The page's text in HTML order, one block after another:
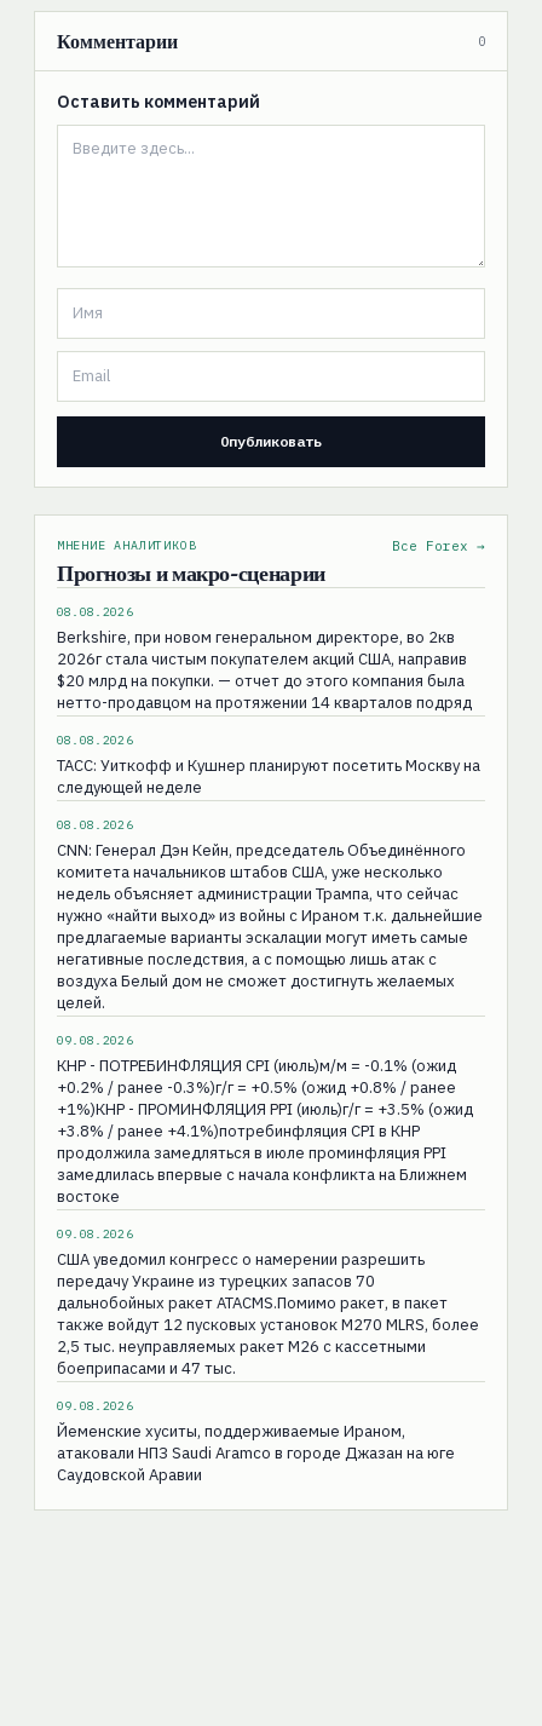
Комментарии 0
Оставить комментарий
МНЕНИЕ АНАЛИТИКОВ
Прогнозы и макро-сценарии
Все Forex →
08.08.2026
Berkshire, при новом генеральном директоре, во 2кв
2026г стала чистым покупателем акций США, направив
$20 млрд на покупки. — отчет до этого компания была
нетто-продавцом на протяжении 14 кварталов подряд
08.08.2026
ТАСС: Уиткофф и Кушнер планируют посетить Москву на
следующей неделе
08.08.2026
CNN: Генерал Дэн Кейн, председатель Объединённого
комитета начальников штабов США, уже несколько
недель объясняет администрации Трампа, что сейчас
нужно «найти выход» из войны с Ираном т.к. дальнейшие
предлагаемые варианты эскалации могут иметь самые
негативные последствия, а с помощью лишь атак с
воздуха Белый дом не сможет достигнуть желаемых
целей.
09.08.2026
КНР - ПОТРЕБИНФЛЯЦИЯ CPI (июль)м/м = -0.1% (ожид
+0.2% / ранее -0.3%)г/г = +0.5% (ожид +0.8% / ранее
+1%)КНР - ПРОМИНФЛЯЦИЯ РPI (июль)г/г = +3.5% (ожид
+3.8% / ранее +4.1%)потребинфляция CPI в КНР
продолжила замедляться в июле проминфляция PPI
замедлилась впервые с начала конфликта на Ближнем
востоке
09.08.2026
США уведомил конгресс о намерении разрешить
передачу Украине из турецких запасов 70
дальнобойных ракет ATACMS.Помимо ракет, в пакет
также войдут 12 пусковых установок M270 MLRS, более
2,5 тыс. неуправляемых ракет M26 с кассетными
боеприпасами и 47 тыс.
09.08.2026
Йеменские хуситы, поддерживаемые Ираном,
атаковали НПЗ Saudi Aramco в городе Джазан на юге
Саудовской Аравии